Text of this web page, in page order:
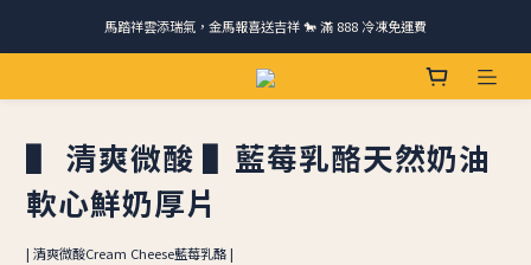
請跟我們一起旅行! 加入官方LINE領取50元優惠卷 🎁
ＣＨＲＩＳＰＹ會員好禮｜集點換購物金+生日禮，獨家優惠不錯過！
▌ 清爽微酸 ▌藍莓乳酪天然奶油
軟心鮮奶厚片
| 清爽微酸Cream Cheese藍莓乳酪 |